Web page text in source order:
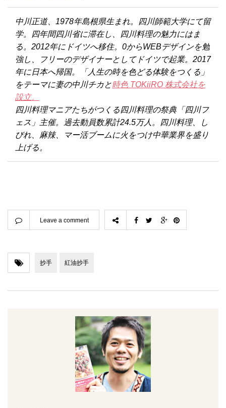
中川正道、1978年島根県生まれ。四川師範大学にて留
学。四年間四川省に滞在し、四川料理の魅力にはま
る。2012年にドイツへ移住。0からWEBデザインを勉
強し、フリーのデザイナーとしてドイツで起業。2017
年に日本へ帰国。「人生の時を色どる体験をつくる」
をテーマに妻の中川チカと時色 TOKiiRO 株式会社を
設立。
四川料理マニアたちがつくる四川料理の祭典「四川フ
ェス」主催。過去動員数累計24.5万人。四川料理、し
びれ、麻辣、マー活ブームに火をつけ中華業界を盛り
上げる。
Leave a comment
抄手 紅油抄手